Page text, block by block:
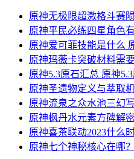
原神无极限超激格斗赛
原神平民必练四星角色
原神爱可菲技能是什么
原神玛薇卡突破材料需
原神5.3原石汇总 原神
原神圣遗物定义与萃取
原神流泉之众水池三幻
原神枫丹水元素方碑解
原神喜茶联动2023什么
原神七个神秘核心在哪